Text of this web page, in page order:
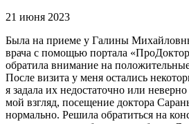
21 июня 2023
Была на приеме у Галины
врача с помощью портала
обратила внимание на
После визита у меня остались
я задала их недостаточно или
мой взгляд, посещение доктора
нормально. Решила обратиться на